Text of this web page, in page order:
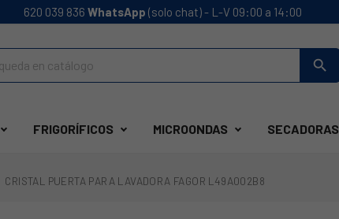
620 039 836 WhatsApp (solo chat) - L-V 09:00 a 14:00
search
FRIGORÍFICOS MICROONDAS SECADORAS
CRISTAL PUERTA PARA LAVADORA FAGOR L49A002B8